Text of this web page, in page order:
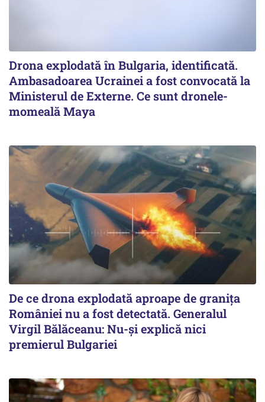
Drona explodată în Bulgaria, identificată.
Ambasadoarea Ucrainei a fost convocată la
Ministerul de Externe. Ce sunt dronele-
momeală Maya
De ce drona explodată aproape de granița
României nu a fost detectată. Generalul
Virgil Bălăceanu: Nu-și explică nici
premierul Bulgariei